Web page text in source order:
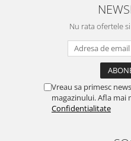
Nu rata ofertele
Vreau sa primesc
magazinului. Afla mai
Confidentialitate